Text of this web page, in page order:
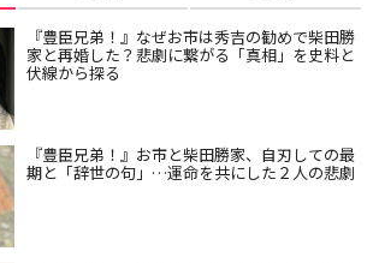
『豊臣兄弟！』なぜお市は秀吉の勧めで柴田勝
家と再婚した？悲劇に繋がる「真相」を史料と
伏線から探る
『豊臣兄弟！』お市と柴田勝家、自刃しての最
期と「辞世の句」…運命を共にした２人の悲劇